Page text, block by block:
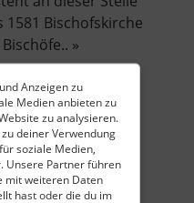
Anzeigen zu
Medien anbieten zu
zu analysieren.
deiner Verwendung
soziale Medien,
Unsere Partner führen
mit weiteren Daten
hast oder die du im
1581 Bischofskirche
»
Meißen